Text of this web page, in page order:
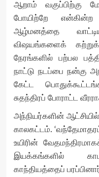
ஆறாம் வகுப்பிற்கு
போயிற்றே
ஆழ்மனத்தை
விஷயங்களைக்
நேரங்களில் பற்பல
நாட்டு நடப்பை நன்கு
கேட்ட
சுதந்திரப் போராட்ட
அந்நியர்களின்
காலகட்டம்.
உயிரின்
இயக்கங்களில்
காந்தியத்தைப்